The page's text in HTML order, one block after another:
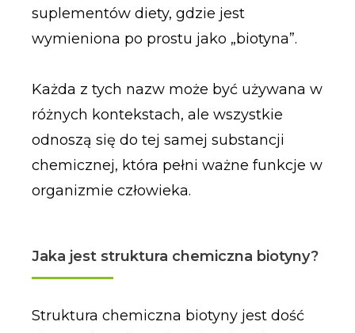
suplementów diety, gdzie jest
wymieniona po prostu jako „biotyna”.
Każda z tych nazw może być używana w
różnych kontekstach, ale wszystkie
odnoszą się do tej samej substancji
chemicznej, która pełni ważne funkcje w
organizmie człowieka.
Jaka jest struktura chemiczna biotyny?
Struktura chemiczna biotyny jest dość